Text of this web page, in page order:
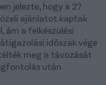
jelezte, hogy a 27
ajánlatot kaptak
ám a felkészülési
időszak vége
meg a távozását
után